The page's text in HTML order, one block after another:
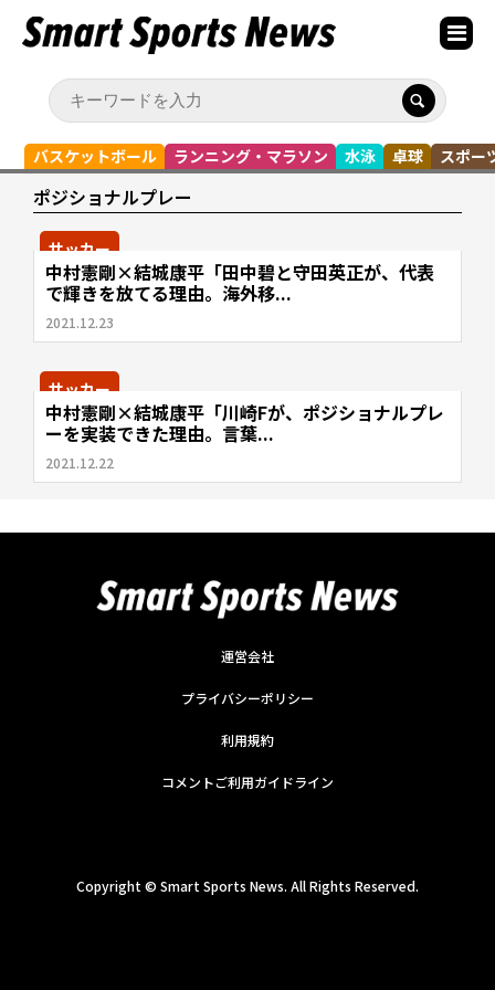
バスケットボール ランニング・マラソン 水泳 卓球 スポー
ポジショナルプレー
サッカー
中村憲剛×結城康平「田中碧と守田英正が、代表
で輝きを放てる理由。海外移...
2021.12.23
サッカー
中村憲剛×結城康平「川崎Fが、ポジショナルプレ
ーを実装できた理由。言葉...
2021.12.22
運営会社
プライバシーポリシー
利用規約
コメントご利用ガイドライン
Copyright © Smart Sports News. All Rights Reserved.